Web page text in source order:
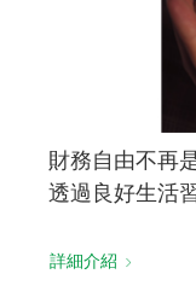
財務自由不再
透過良好生活
詳細介紹